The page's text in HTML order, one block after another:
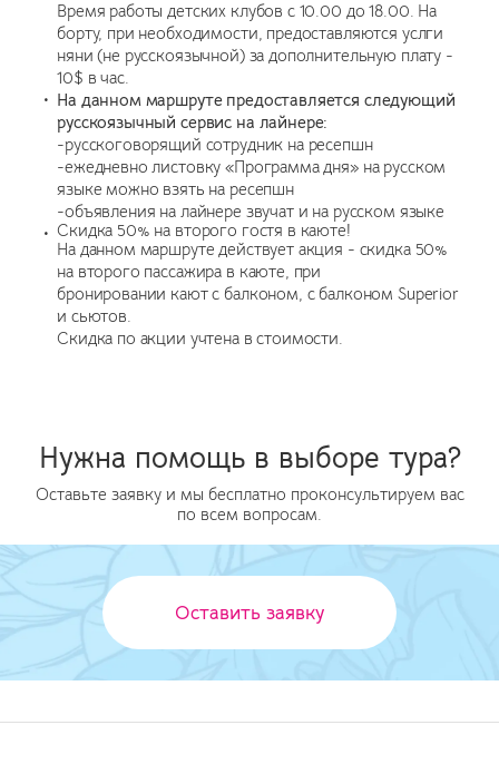
Время работы детских клубов с 10.00 до 18.00. На
борту, при необходимости, предоставляются услги
няни (не русскоязычной) за дополнительную плату -
10$ в час.
На данном маршруте предоставляется следующий
русскоязычный сервис на лайнере:
-русскоговорящий сотрудник на ресепшн
-ежедневно листовку «Программа дня» на русском
языке можно взять на ресепшн
-объявления на лайнере звучат и на русском языке
Скидка 50% на второго гостя в каюте!
На данном маршруте действует акция - скидка 50%
на второго пассажира в каюте, при
бронировании кают с балконом, с балконом Superior
и сьютов.
Скидка по акции учтена в стоимости.
Нужна помощь в выборе тура?
Оставьте заявку и мы бесплатно проконсультируем вас
по всем вопросам.
Оставить заявку